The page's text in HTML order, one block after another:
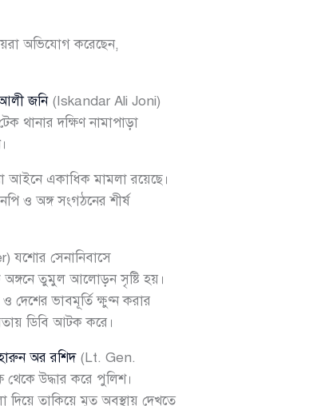
অভিযোগ করেছেন,
আলী জনি(Iskandar Ali Joni)
থানার দক্ষিণ নামাপাড়া
আইনে একাধিক মামলা রয়েছে।
ও অঙ্গ সংগঠনের শীর্ষ
যশোর সেনানিবাসে
অঙ্গনে তুমুল আলোড়ন সৃষ্টি হয়।
দেশের ভাবমূর্তি ক্ষুণ্ন করার
ডিবি আটক করে।
অর রশিদ(Lt. Gen.
উদ্ধার করে পুলিশ।
তাকিয়ে মৃত অবস্থায় দেখতে